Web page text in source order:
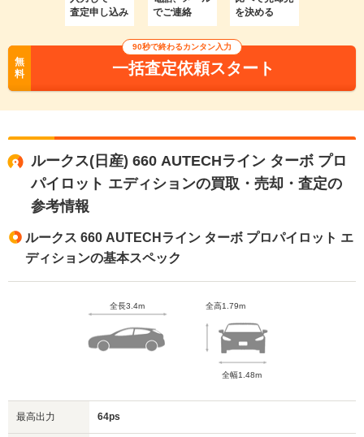
査定申し込み
でご連絡
を決める
無
料
90秒で終わるカンタン入力
一括査定依頼スタート
ルークス(日産) 660 AUTECHライン ターボ プロ
パイロット エディションの買取・売却・査定の
参考情報
ルークス 660 AUTECHライン ターボ プロパイロット エ
ディションの基本スペック
全長3.4m 全高1.79m
全幅1.48m
最高出力 64ps